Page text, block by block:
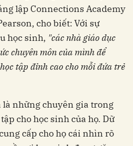
lập Connections Academy
cho biết: Với sự
học sinh, "các nhà giáo dục
chuyên môn của mình để
tập đỉnh cao cho mỗi đứa trẻ
là những chuyên gia trong
cho học sinh của họ. Dữ
cấp cho họ cái nhìn rõ